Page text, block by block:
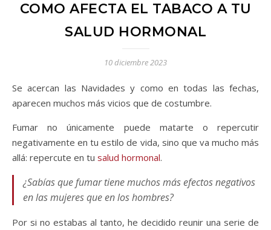
COMO AFECTA EL TABACO A TU
SALUD HORMONAL
10 diciembre 2023
Se acercan las Navidades y como en todas las fechas,
aparecen muchos más vicios que de costumbre.
Fumar no únicamente puede matarte o repercutir
negativamente en tu estilo de vida, sino que va mucho más
allá: repercute en tu salud hormonal.
¿Sabías que fumar tiene muchos más efectos negativos
en las mujeres que en los hombres?
Por si no estabas al tanto, he decidido reunir una serie de